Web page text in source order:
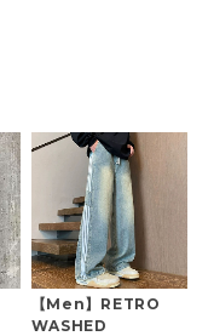
【Men】RETRO
WASHED